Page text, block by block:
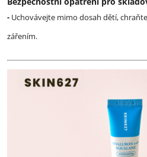
- Uchovávejte mimo dosah dětí,
zářením.